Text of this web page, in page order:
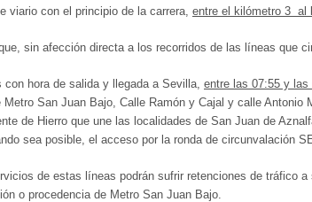
viario con el principio de la carrera, entre el kilómetro 3 al
sin afección directa a los recorridos de las líneas que
con hora de salida y llegada a Sevilla, entre las 07:55 y las
San Juan Bajo, Calle Ramón y Cajal y calle Antonio
de Hierro que une las localidades de San Juan de
sea posible, el acceso por la ronda de circunvalación
de estas líneas podrán sufrir retenciones de tráfico
o procedencia de Metro San Juan Bajo.